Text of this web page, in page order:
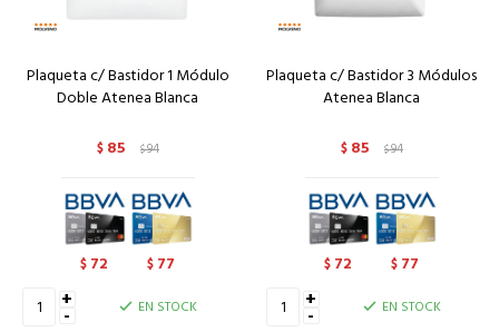
Plaqueta c/ Bastidor 1 Módulo
Doble Atenea Blanca
$ 85 $94
$ 72 $ 77
+
- EN STOCK
Plaqueta c/ Bastidor 3 Módulos
Atenea Blanca
$ 85 $94
$ 72 $ 77
+
- EN STOCK